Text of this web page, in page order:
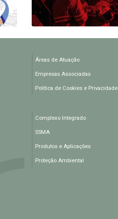
Áreas de Atuação
Empresas Associadas
Política de Cookies e Privacidade
Complexo Integrado
SSMA
Produtos e Aplicações
Proteção Ambiental